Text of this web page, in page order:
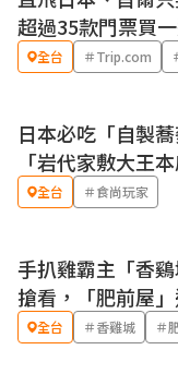
超過35款門票買
全台 ＃Trip.com
日本必吃「自製
「岩代家敷大王本
全台 ＃食尚玩家
手扒雞霸主「香
搶看，「肥前屋
全台 ＃香雞城 ＃